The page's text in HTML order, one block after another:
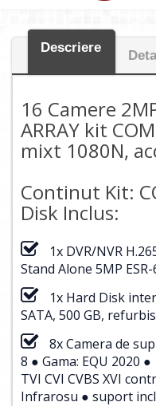
Descriere
16 Camere
ARRAY kit
mixt 1080N,
Continut Kit:
Disk Inclus:
1x DVR/NVR
Stand Alone 5MP
1x Hard Disk
SATA, 500 GB,
8x Camera de
8 ● Gama: EQU 2020
TVI CVI CVBS XVI
Infrarosu ● suport